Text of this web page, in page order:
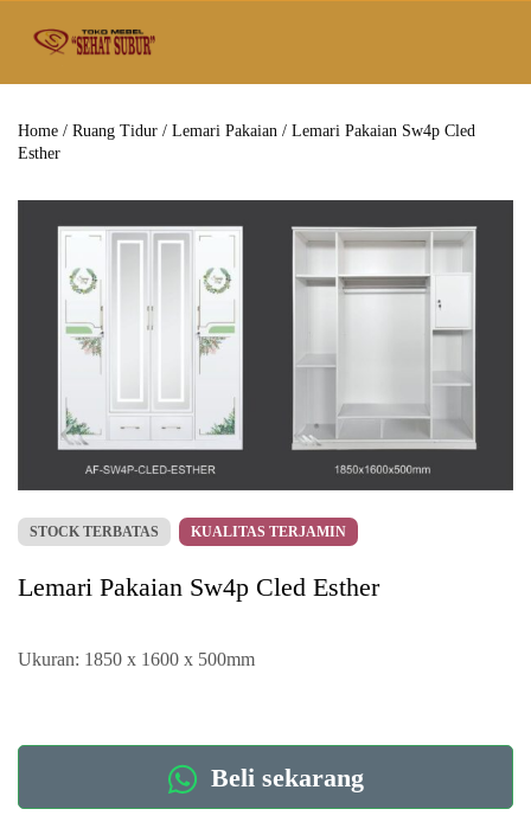
Home / Ruang Tidur / Lemari Pakaian / Lemari Pakaian Sw4p Cled
Esther
STOCK TERBATAS KUALITAS TERJAMIN
Lemari Pakaian Sw4p Cled Esther
Ukuran: 1850 x 1600 x 500mm
Beli sekarang